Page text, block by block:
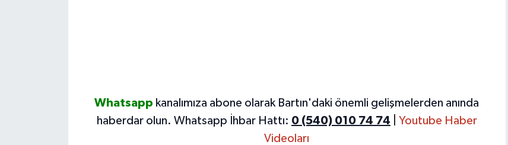
Whatsapp kanalımıza abone olarak Bartın'daki önemli gelişmelerden anında
haberdar olun. Whatsapp İhbar Hattı: 0 (540) 010 74 74
Youtube Haber
Videoları